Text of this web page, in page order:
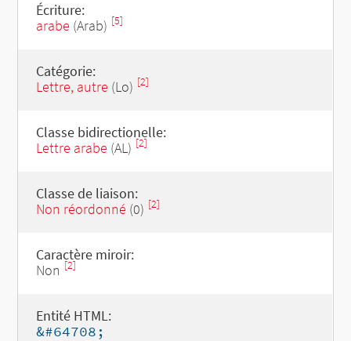
Écriture:
arabe (Arab) [5]
Catégorie:
Lettre, autre (Lo) [2]
Classe bidirectionelle:
Lettre arabe (AL) [2]
Classe de liaison:
Non réordonné (0) [2]
Caractère miroir:
Non [2]
Entité HTML:
&#64708;